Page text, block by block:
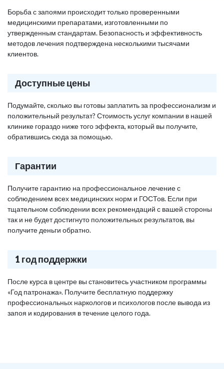
Борьба с запоями происходит только проверенными
медицинскими препаратами, изготовленными по
утвержденным стандартам. Безопасность и эффективность
методов лечения подтверждена несколькими тысячами
клиентов.
Доступные цены
Подумайте, сколько вы готовы заплатить за профессионализм и
положительный результат? Стоимость услуг компании в нашей
клинике гораздо ниже того эффекта, который вы получите,
обратившись сюда за помощью.
Гарантии
Получите гарантию на профессиональное лечение с
соблюдением всех медицинских норм и ГОСТов. Если при
тщательном соблюдении всех рекомендаций с вашей стороны
так и не будет достигнуто положительных результатов, вы
получите деньги обратно.
1 год поддержки
После курса в центре вы становитесь участником программы
«Год патронажа». Получите бесплатную поддержку
профессиональных наркологов и психологов после вывода из
запоя и кодирования в течение целого года.